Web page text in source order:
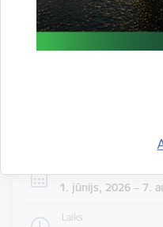
1. jūnijs, 2026 – 7.
Laiks